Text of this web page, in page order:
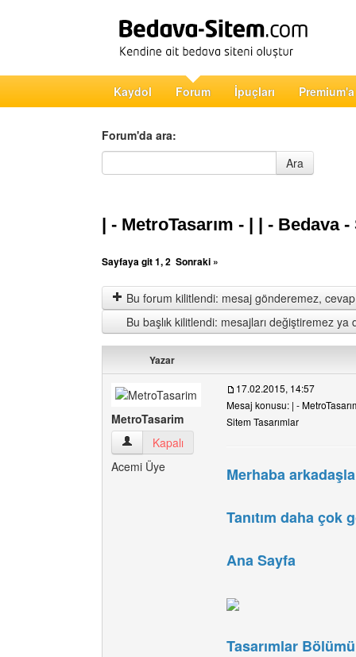
Kaydol Forum İpuçları
Forum'da ara:
Forum'da ara
Ara
| - MetroTasarım - | | - Bedava -
Sayfaya git1,2 Sonraki »
Bu forum kilitlendi: mesaj gönderemez,
Bu başlık kilitlendi: mesajları değiştiremez ya
Yazar
MetroTasarim
MetroTasarim Kullanıcının profilini görüntüle
Kapalı
Acemi Üye
17.02.2015, 14:57
Mesaj konusu: | -
Sitem Tasarımlar
Merhaba
Tanıtım daha çok
Ana Sayfa
Tasarımlar Bölümü